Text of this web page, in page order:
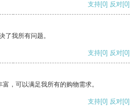
支持[0] 反对[0]
了我所有问题。
支持[0] 反对[0]
，可以满足我所有的购物需求。
支持[0] 反对[0]